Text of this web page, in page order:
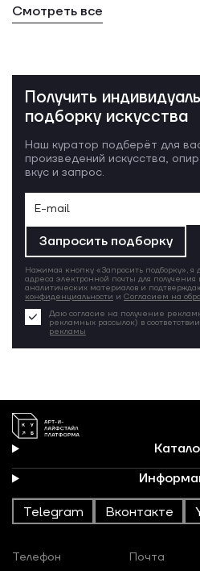
Смотреть все
Получить
подборку искусства
Наш куратор подберёт для
произведений искусства,
вкус и запрос.
Запросить подборку
Нажимая кнопку «Запросить подборку», я
адреса электронной почты для
аналитических материалов и
конфиденциальности и Согласием на
Даю согласие на получение
рекламных рассылок) в
рекламы
Telegram Вконтакте
Телефон Почта